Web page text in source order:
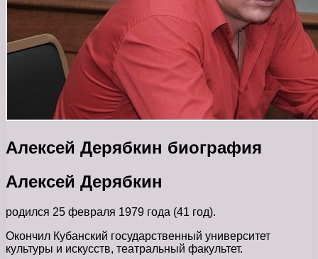
Алексей Дерябкин биография
Алексей Дерябкин
родился 25 февраля 1979 года (41 год).
Окончил Кубанский государственный университет
культуры и искусств, театральный факультет.